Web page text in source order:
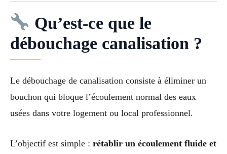
Qu’est-ce que le
débouchage canalisation ?
Le débouchage de canalisation consiste à éliminer un
bouchon qui bloque l’écoulement normal des eaux
usées dans votre logement ou local professionnel.
L’objectif est simple : rétablir un écoulement fluide et